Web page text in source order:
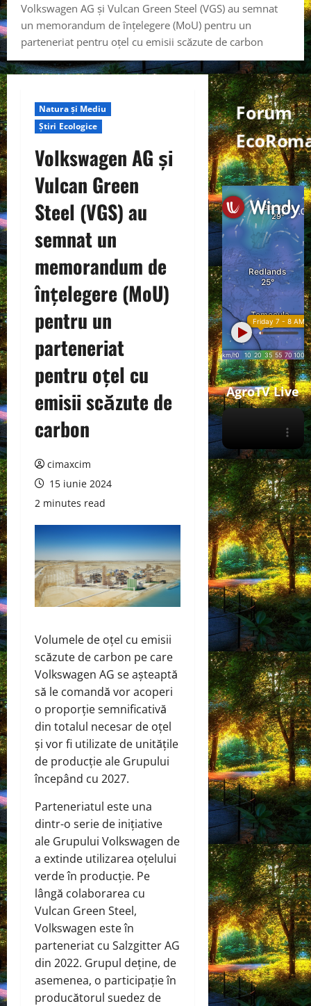
Volkswagen AG și Vulcan Green Steel (VGS) au semnat
un memorandum de înțelegere (MoU) pentru un
parteneriat pentru oțel cu emisii scăzute de carbon
Natura și Mediu
Știri Ecologice
Volkswagen AG și
Vulcan Green
Steel (VGS) au
semnat un
memorandum de
înțelegere (MoU)
pentru un
parteneriat
pentru oțel cu
emisii scăzute de
carbon
cimaxcim
15 iunie 2024
2 minutes read
Volumele de oțel cu emisii
scăzute de carbon pe care
Volkswagen AG se așteaptă
să le comandă vor acoperi
o proporție semnificativă
din totalul necesar de oțel
și vor fi utilizate de unitățile
de producție ale Grupului
începând cu 2027.
Parteneriatul este una
dintr-o serie de inițiative
ale Grupului Volkswagen de
a extinde utilizarea oțelului
verde în producție. Pe
lângă colaborarea cu
Vulcan Green Steel,
Volkswagen este în
parteneriat cu Salzgitter AG
din 2022. Grupul deține, de
asemenea, o participație în
producătorul suedez de
Forum
AgroTV Live